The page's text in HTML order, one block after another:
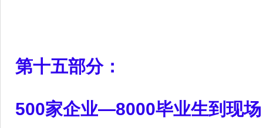
第十五部分：
500家企业—8000毕业生到现场